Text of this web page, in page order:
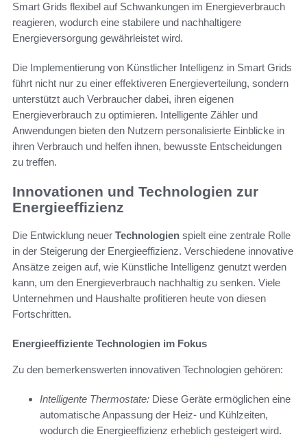
Smart Grids flexibel auf Schwankungen im Energieverbrauch
reagieren, wodurch eine stabilere und nachhaltigere
Energieversorgung gewährleistet wird.
Die Implementierung von Künstlicher Intelligenz in Smart Grids
führt nicht nur zu einer effektiveren Energieverteilung, sondern
unterstützt auch Verbraucher dabei, ihren eigenen
Energieverbrauch zu optimieren. Intelligente Zähler und
Anwendungen bieten den Nutzern personalisierte Einblicke in
ihren Verbrauch und helfen ihnen, bewusste Entscheidungen
zu treffen.
Innovationen und Technologien zur
Energieeffizienz
Die Entwicklung neuer Technologien spielt eine zentrale Rolle
in der Steigerung der Energieeffizienz. Verschiedene innovative
Ansätze zeigen auf, wie Künstliche Intelligenz genutzt werden
kann, um den Energieverbrauch nachhaltig zu senken. Viele
Unternehmen und Haushalte profitieren heute von diesen
Fortschritten.
Energieeffiziente Technologien im Fokus
Zu den bemerkenswerten innovativen Technologien gehören:
Intelligente Thermostate: Diese Geräte ermöglichen eine
automatische Anpassung der Heiz- und Kühlzeiten,
wodurch die Energieeffizienz erheblich gesteigert wird.